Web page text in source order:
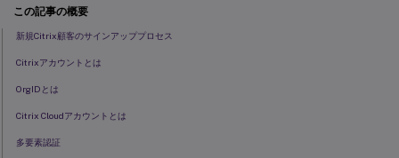
この記事の概要
新規Citrix顧客のサインアッププロセス
Citrixアカウントとは
OrgIDとは
Citrix Cloudアカウントとは
多要素認証